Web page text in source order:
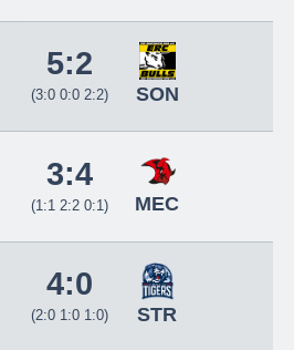
5:2
(3:0 0:0 2:2) SON
3:4
(1:1 2:2 0:1) MEC
4:0
(2:0 1:0 1:0) STR